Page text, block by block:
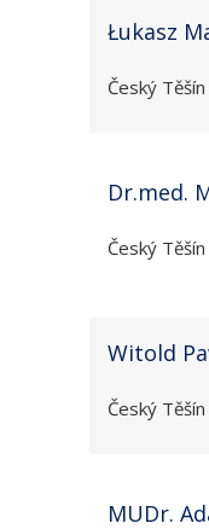
Łukasz
Český Těšín
Dr.med.
Český Těšín
Witold
Český Těšín
MUDr.